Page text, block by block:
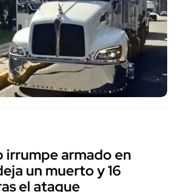
irrumpe armado en
un muerto y 16
el ataque